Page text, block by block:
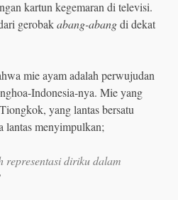
kartun kegemaran di televisi.
gerobakabang-abangdi dekat
mie ayam adalah perwujudan
Indonesia-nya. Mie yang
yang lantas bersatu
lantas menyimpulkan;
representasi diriku dalam